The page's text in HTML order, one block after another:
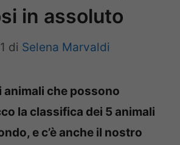
in assoluto
di Selena Marvaldi
animali che possono
la classifica dei 5 animali
e c’è anche il nostro